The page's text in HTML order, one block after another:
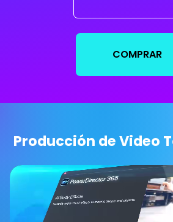
COMPRAR
Producción de Video